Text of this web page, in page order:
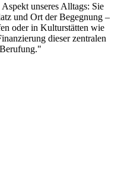
unseres Alltags: Sie
und Ort der Begegnung –
oder in Kulturstätten wie
dieser zentralen